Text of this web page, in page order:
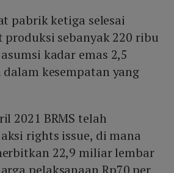
pabrik ketiga selesai
sebanyak 220 ribu
kadar emas 2,5
kesempatan yang
2021 BRMS telah
rights issue, di mana
22,9 miliar lembar